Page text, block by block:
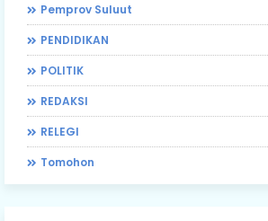
Pemprov Suluut
PENDIDIKAN
POLITIK
REDAKSI
RELEGI
Tomohon